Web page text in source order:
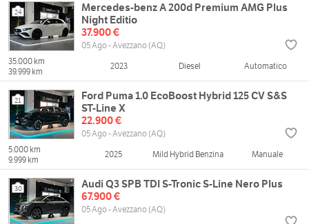
24
Mercedes-benz A 200d Premium AMG Plus
Night Editio
37.900 €
05 Ago - Avezzano (AQ)
35.000 km
39.999 km
2023 Diesel Automatico
21
Ford Puma 1.0 EcoBoost Hybrid 125 CV S&S
ST-Line X
22.900 €
05 Ago - Avezzano (AQ)
5.000 km
9.999 km
2025 Mild Hybrid Benzina Manuale
30
Audi Q3 SPB TDI S-Tronic S-Line Nero Plus
67.900 €
05 Ago - Avezzano (AQ)